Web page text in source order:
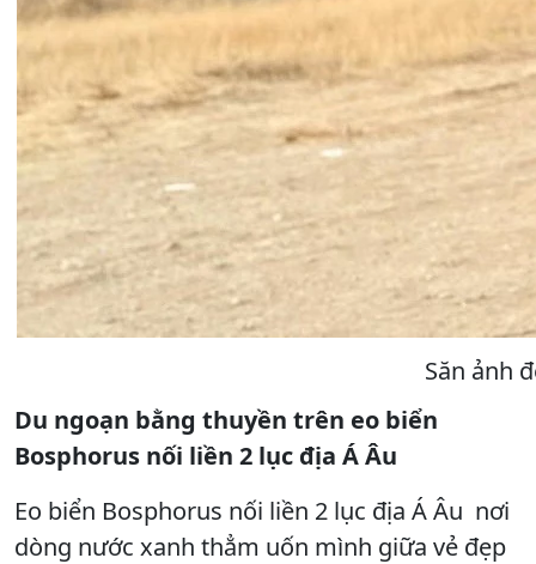
Săn ảnh
Du ngoạn bằng thuyền trên eo biển
Bosphorus nối liền 2 lục địa Á Âu
Eo biển Bosphorus nối liền 2 lục địa Á Âu nơi
dòng nước xanh thẳm uốn mình giữa vẻ đẹp